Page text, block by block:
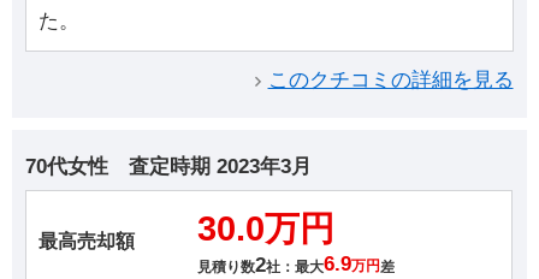
た。
このクチコミの詳細を見る
70代女性 査定時期 2023年3月
最高売却額 30.0万円
見積り数2社：最大6.9万円 差